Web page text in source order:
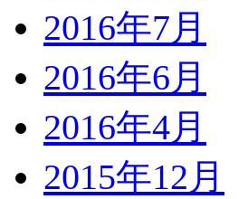
2016年7月
2016年6月
2016年4月
2015年12月